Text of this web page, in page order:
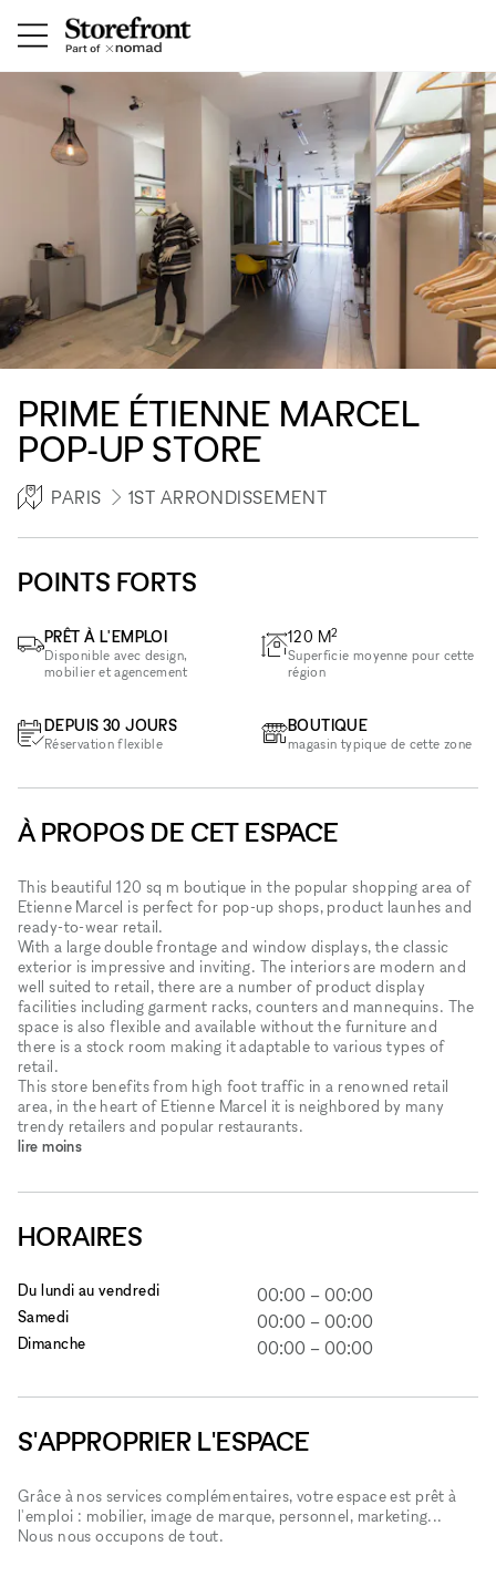
PRIME ÉTIENNE MARCEL
POP-UP STORE
PARIS 1ST ARRONDISSEMENT
POINTS FORTS
PRÊT À L'EMPLOI
Disponible avec design,
mobilier et agencement
DEPUIS 30 JOURS
Réservation flexible
120 M2
Superficie moyenne pour cette
région
BOUTIQUE
magasin typique de cette zone
À PROPOS DE CET ESPACE
This beautiful 120 sq m boutique in the popular shopping area of
Etienne Marcel is perfect for pop-up shops, product launhes and
ready-to-wear retail.
With a large double frontage and window displays, the classic
exterior is impressive and inviting. The interiors are modern and
well suited to retail, there are a number of product display
facilities including garment racks, counters and mannequins. The
space is also flexible and available without the furniture and
there is a stock room making it adaptable to various types of
retail.
This store benefits from high foot traffic in a renowned retail
area, in the heart of Etienne Marcel it is neighbored by many
trendy retailers and popular restaurants.
lire moins
HORAIRES
Du lundi au vendredi 00:00 – 00:00
Samedi 00:00 – 00:00
Dimanche 00:00 – 00:00
S'APPROPRIER L'ESPACE
Grâce à nos services complémentaires, votre espace est prêt à
l'emploi : mobilier, image de marque, personnel, marketing...
Nous nous occupons de tout.